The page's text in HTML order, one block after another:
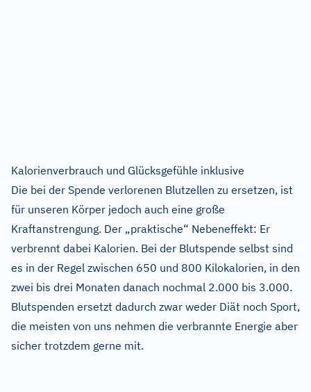
Kalorienverbrauch und Glücksgefühle inklusive
Die bei der Spende verlorenen Blutzellen zu ersetzen, ist
für unseren Körper jedoch auch eine große
Kraftanstrengung. Der „praktische“ Nebeneffekt: Er
verbrennt dabei Kalorien. Bei der Blutspende selbst sind
es in der Regel zwischen 650 und 800 Kilokalorien, in den
zwei bis drei Monaten danach nochmal 2.000 bis 3.000.
Blutspenden ersetzt dadurch zwar weder Diät noch Sport,
die meisten von uns nehmen die verbrannte Energie aber
sicher trotzdem gerne mit.